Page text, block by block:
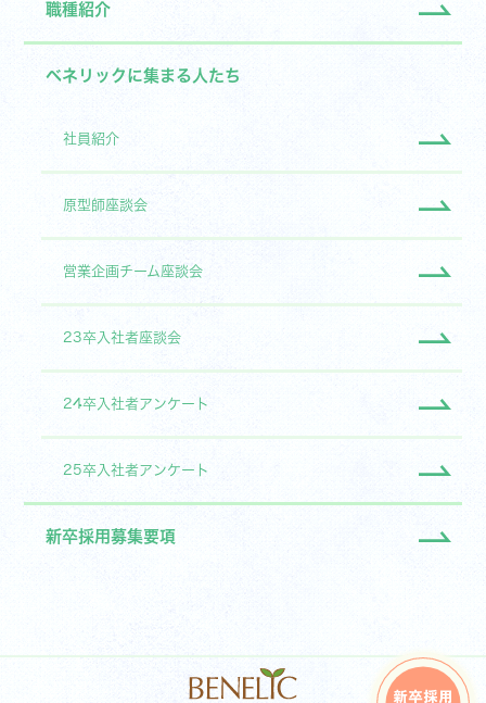
職種紹介
ベネリックに集まる人たち
社員紹介
原型師座談会
営業企画チーム座談会
23卒入社者座談会
24卒入社者アンケート
25卒入社者アンケート
新卒採用募集要項